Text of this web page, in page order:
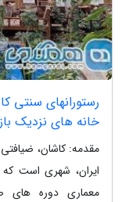
خانه های نزدیک
مقدمه: کاشان،
ایران، شهری است که
معماری دوره های